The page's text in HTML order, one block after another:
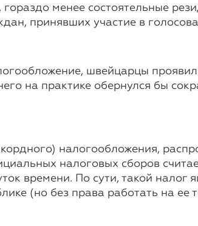
менее состоятельные
принявших участие в
швейцарцы
на практике обернулся бы
налогообложения,
налоговых сборов
времени. По сути, такой налог
(но без права работать на ее